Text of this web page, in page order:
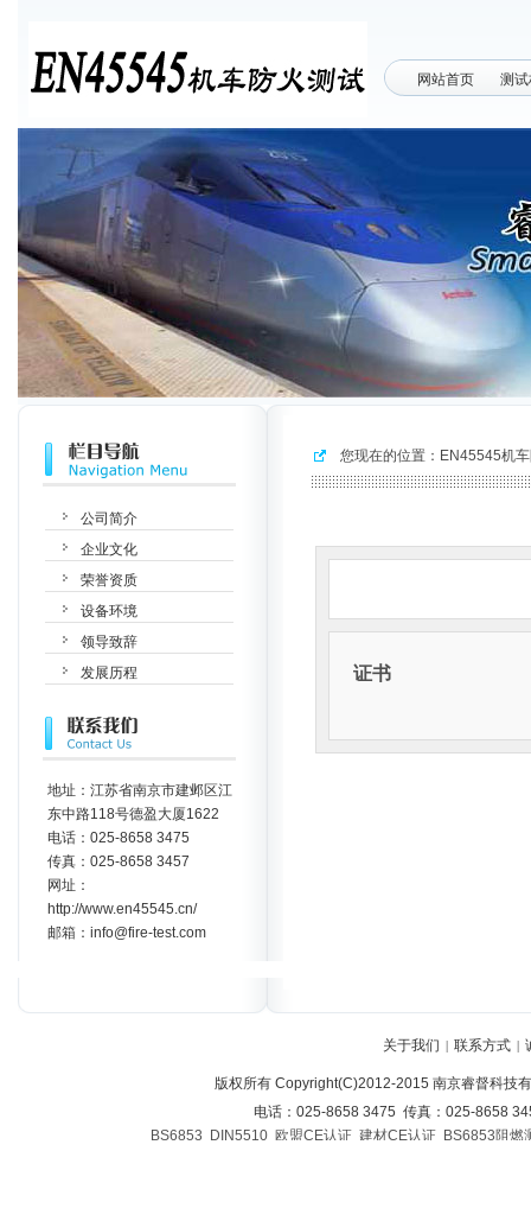
网站首页 测
公司简介
企业文化
荣誉资质
设备环境
领导致辞
发展历程
地址：江苏省南京市建邺区江
东中路118号德盈大厦1622
电话：025-8658 3475
传真：025-8658 3457
网址：
http://www.en45545.cn/
邮箱：info@fire-test.com
证书
您现在的位置： EN45545机
关于我们 | 联系方式 |
版权所有 Copyright(C)2012-2015 南京睿督科技
电话：025-8658 3475 传真：025-8658
BS6853
DIN5510 欧盟CE认证 建材CE认证 BS6853阻燃